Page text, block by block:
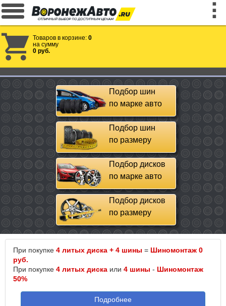
Товаров в корзине: 0
на сумму
0 руб.
Подбор шин
по марке авто
Подбор шин
по размеру
Подбор дисков
по марке авто
Подбор дисков
по размеру
При покупке 4 литых диска + 4 шины = Шиномонтаж 0
руб.
При покупке 4 литых диска или 4 шины - Шиномонтаж
50%
Подробнее